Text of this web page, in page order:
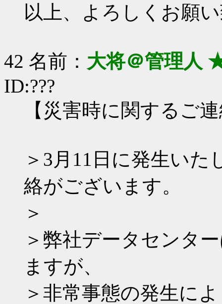
以上、よろしくお願
42 名前： 大将＠管理人
ID:???
【災害時に関するご
＞3月11日に発生い
絡がございます。
＞
＞弊社データセンタ
ますが、
＞非常事態の発生に